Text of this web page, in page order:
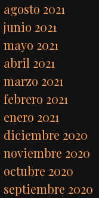
agosto 2021
junio 2021
mayo 2021
abril 2021
marzo 2021
febrero 2021
enero 2021
diciembre 2020
noviembre 2020
octubre 2020
septiembre 2020